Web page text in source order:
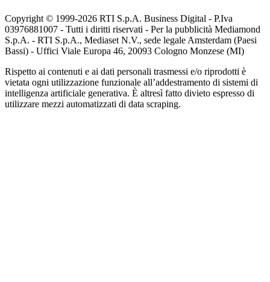
Copyright © 1999-2026 RTI S.p.A. Business Digital - P.Iva
03976881007 - Tutti i diritti riservati - Per la pubblicità Mediamond
S.p.A. - RTI S.p.A., Mediaset N.V., sede legale Amsterdam (Paesi
Bassi) - Uffici Viale Europa 46, 20093 Cologno Monzese (MI)
Rispetto ai contenuti e ai dati personali trasmessi e/o riprodotti è
vietata ogni utilizzazione funzionale all’addestramento di sistemi di
intelligenza artificiale generativa. È altresì fatto divieto espresso di
utilizzare mezzi automatizzati di data scraping.